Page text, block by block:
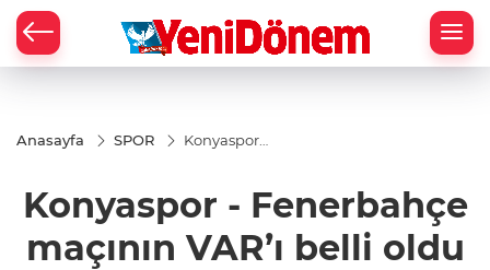
Anasayfa SPOR
Konyaspor -
VAR’ı belli
oldu
Konyaspor - Fenerbahçe
maçının VAR’ı belli oldu